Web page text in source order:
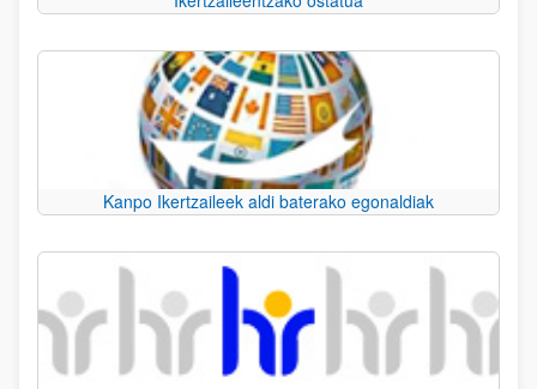
Kanpo Ikertzaileek aldi baterako egonaldiak